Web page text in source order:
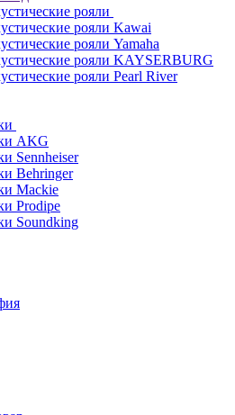
рояли
рояли Kawai
рояли Yamaha
рояли KAYSERBURG
рояли Pearl River
AKG
Sennheiser
Behringer
Mackie
Prodipe
Soundking